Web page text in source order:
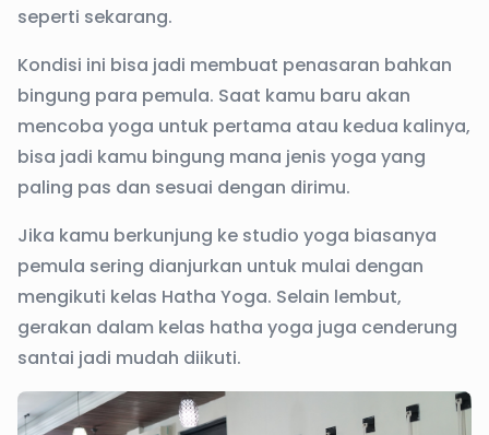
seperti sekarang.
Kondisi ini bisa jadi membuat penasaran bahkan
bingung para pemula. Saat kamu baru akan
mencoba yoga untuk pertama atau kedua kalinya,
bisa jadi kamu bingung mana jenis yoga yang
paling pas dan sesuai dengan dirimu.
Jika kamu berkunjung ke studio yoga biasanya
pemula sering dianjurkan untuk mulai dengan
mengikuti kelas Hatha Yoga. Selain lembut,
gerakan dalam kelas hatha yoga juga cenderung
santai jadi mudah diikuti.